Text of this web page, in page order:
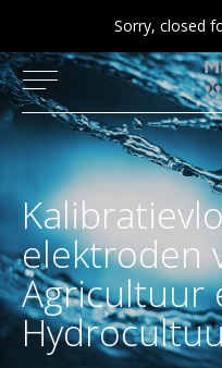
Sorry, closed
elektroden
Agricultuur